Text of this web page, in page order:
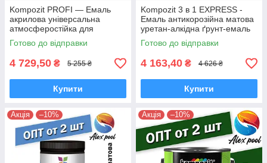
Kompozit PROFI — Емаль
акрилова універсальна
атмосферостійка для
дерев'яних, металевих і
мінеральних поверхонь
Готово до відправки
4 729,50 ₴ 5 255 ₴
Купити
Kompozit 3 в 1 EXPRESS -
Емаль антикорозійна матова
уретан-алкідна ґрунт-емаль
Готово до відправки
4 163,40 ₴ 4 626 ₴
Купити
Акція –10% Акція –10%